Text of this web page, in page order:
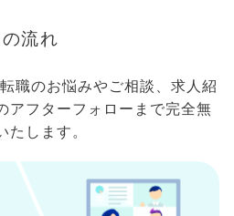
流れ
職のお悩みやご相談、求人紹
アフターフォローまで完全無
します。